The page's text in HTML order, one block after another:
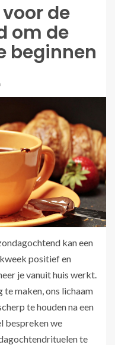
de
om de
beginnen
kan een
positief en
je vanuit huis werkt.
te maken, ons lichaam
te houden na een
bespreken we
te